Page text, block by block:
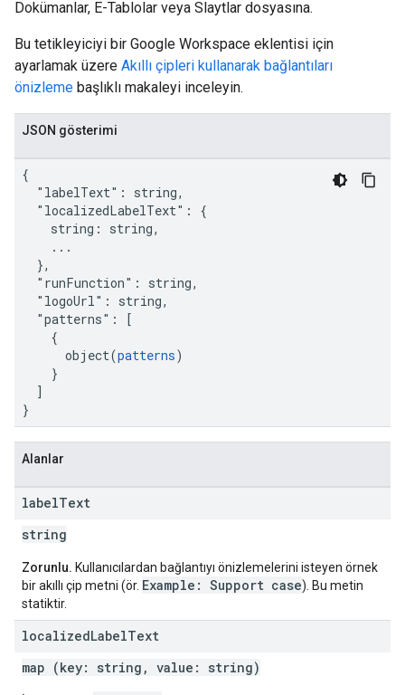
Dokümanlar, E-Tablolar veya Slaytlar dosyasına.
Bu tetikleyiciyi bir Google Workspace eklentisi için
ayarlamak üzere Akıllı çipleri kullanarak bağlantıları
önizleme başlıklı makaleyi inceleyin.
JSON gösterimi
{
  "labelText": string,
  "localizedLabelText": {
    string: string,
    ...
  },
  "runFunction": string,
  "logoUrl": string,
  "patterns": [
    {
      object(
patterns)
    }
  ]
}
Alanlar
labelText
string
Zorunlu. Kullanıcılardan bağlantıyı önizlemelerini isteyen örnek
bir akıllı çip metni (ör. Example: Support case). Bu metin
statiktir.
localizedLabelText
map (key: string, value: string)